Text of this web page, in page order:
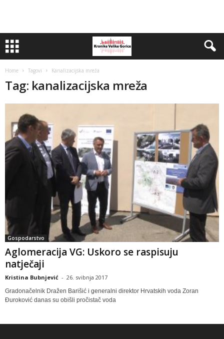
Home Tagovi Kanalizacijska mreža
Tag: kanalizacijska mreža
Gospodarstvo
Aglomeracija VG: Uskoro se raspisuju
natječaji
Kristina Bubnjević - 26. svibnja 2017
Gradonačelnik Dražen Barišić i generalni direktor Hrvatskih voda Zoran
Đuroković danas su obišli pročistač voda